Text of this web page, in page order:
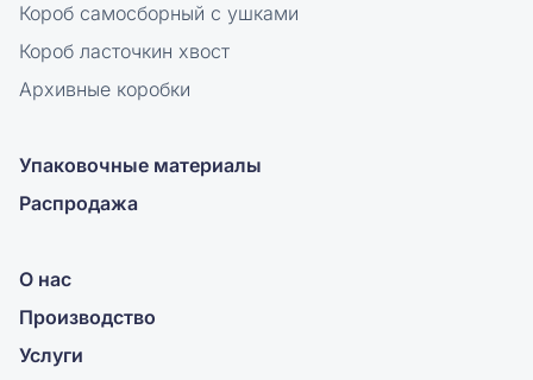
Короб самосборный с ушками
Короб ласточкин хвост
Архивные коробки
Упаковочные материалы
Распродажа
О нас
Производство
Услуги